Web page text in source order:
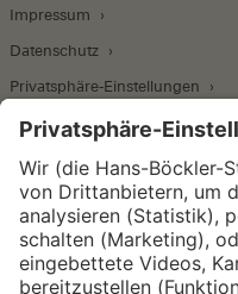
Impressum
Datenschutz
Privatsphäre-Einstellungen
Wirtschafts-
Institut für